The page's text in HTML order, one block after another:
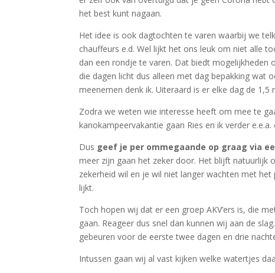
het best kunt nagaan.
Het idee is ook dagtochten te varen waarbij we
chauffeurs e.d. Wel lijkt het ons leuk om niet alle
dan een rondje te varen. Dat biedt mogelijkheden
die dagen licht dus alleen met dag bepakking wat
meenemen denk ik. Uiteraard is er elke dag de
Zodra we weten wie interesse heeft om mee te
kanokampeervakantie gaan Ries en ik verder e.e.a.
Dus geef je per ommegaande op graag via
meer zijn gaan het zeker door. Het blijft natuurlijk
zekerheid wil en je wil niet langer wachten met
lijkt.
Toch hopen wij dat er een groep AKV’ers is, die
gaan. Reageer dus snel dan kunnen wij aan de
gebeuren voor de eerste twee dagen en drie
Intussen gaan wij al vast kijken welke watertjes